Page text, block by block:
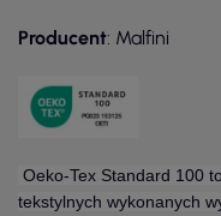
Producent: Malfini
Oeko-Tex Standard 100
tekstylnych wykonanych